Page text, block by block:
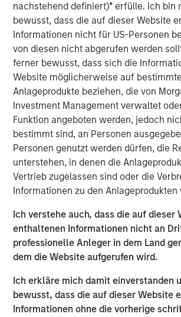
nachstehend definiert)* erfülle. Ich bin
bewusst, dass die auf dieser Website
Informationen nicht für US-Personen
von diesen nicht abgerufen werden
ferner bewusst, dass sich die
Website möglicherweise auf bestimmte
Anlageprodukte beziehen, die von
Investment Management verwaltet
Funktion angeboten werden, jedoch
bestimmt sind, an Personen
Personen genutzt werden dürfen, die
unterstehen, in denen die
Vertrieb zugelassen sind oder die
Informationen zu den Anlageprodukten
Ich verstehe auch, dass die auf dieser
enthaltenen Informationen nicht an
professionelle Anleger in dem Land
dem die Website aufgerufen wird.
Ich erkläre mich damit einverstanden
bewusst, dass die auf dieser Website
Informationen ohne die vorherige
Led by Dr. Dain B. Brooks, Brooks Eye
been serving the Plano, Texas market
providing comprehensive eye care
surgery, advanced refractive
treatments, and retinal care. Brooks Eye
also recognized for its philanthropic
Brooks has led humanitarian eye care
underserved regions including India,
reflecting the practice’s dedication to
and aligning with Unifeye Vision
Brooks Eye Associates focus and
centered care aligns with UVP’s mission,
values of supporting clinical and
full spectrum of ophthalmology.
“What attracted us to UVP was their
to excellence in both clinical care and
experience,” said Dr. Dain B. Brooks.
closely with ours—rooted in integrity,
deep respect for physician leadership.
grow together while continuing to serve
with the highest standard of care.”